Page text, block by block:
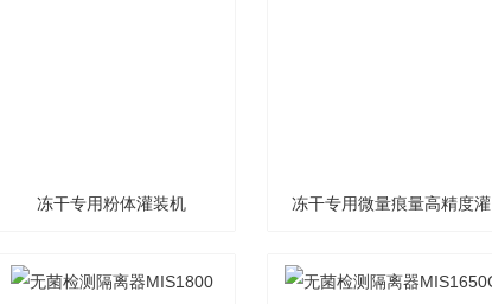
冻干专用粉体灌装机 冻干专用微量痕量高精度灌